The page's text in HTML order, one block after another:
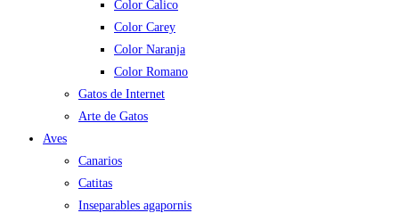
Color Calico
Color Carey
Color Naranja
Color Romano
Gatos de Internet
Arte de Gatos
Aves
Canarios
Catitas
Inseparables agapornis